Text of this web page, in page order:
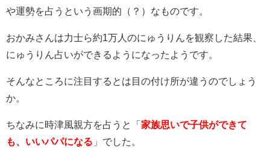
や運勢を占うという画期的（？）なものです。
おかみさんは力士ら約1万人のにゅうりんを観察した結果、
にゅうりん占いができるようになったようです。
そんなところに注目するとは目の付け所が違うのでしょう
か。
ちなみに時津風親方を占うと「 家族思いで子供ができて
も、いいパパになる 」でした。